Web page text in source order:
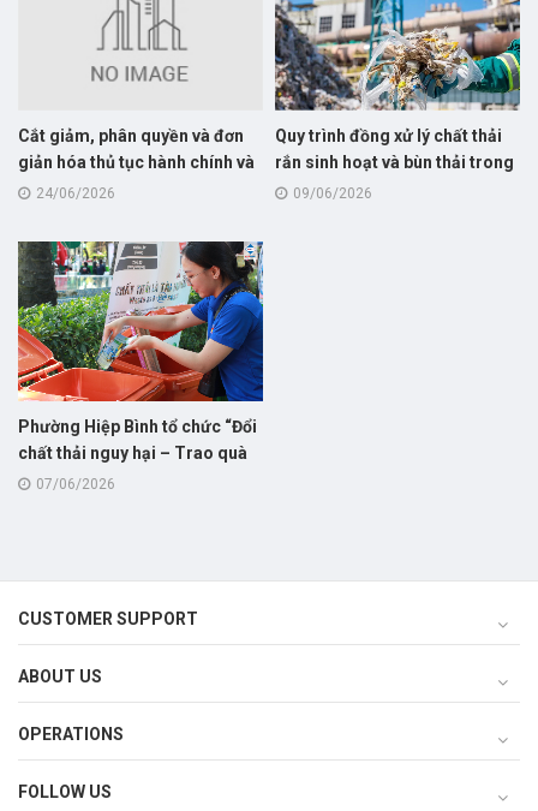
Cắt giảm, phân quyền và đơn
giản hóa thủ tục hành chính và
cắt giảm, đơn giản hoá điều
quản lý của Bộ Nông nghiệp và
Môi trường
24/06/2026
Quy trình đồng xử lý chất thải
rắn sinh hoạt và bùn thải trong
lò nung xi măng
09/06/2026
Phường Hiệp Bình tổ chức “Đổi
chất thải nguy hại – Trao quà
sống xanh” trong Ngày hội Môi
07/06/2026
CUSTOMER SUPPORT
ABOUT US
OPERATIONS
FOLLOW US